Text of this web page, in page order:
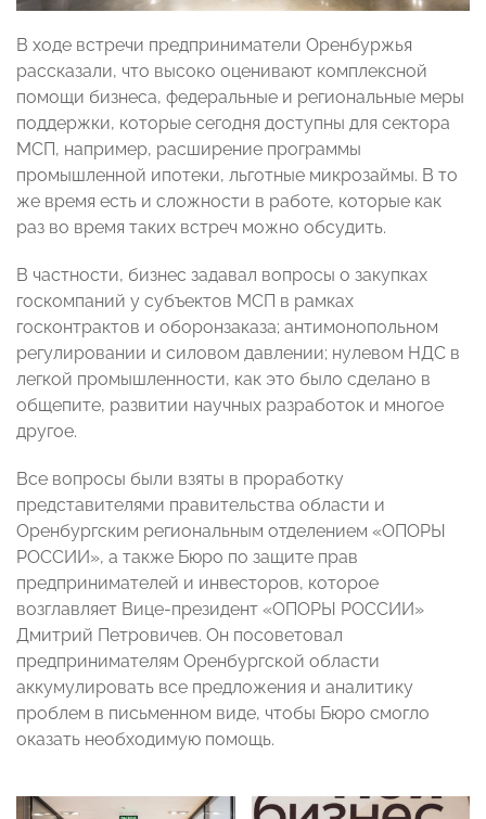
В ходе встречи предприниматели Оренбуржья
рассказали, что высоко оценивают комплексной
помощи бизнеса, федеральные и региональные меры
поддержки, которые сегодня доступны для сектора
МСП, например, расширение программы
промышленной ипотеки, льготные микрозаймы. В то
же время есть и сложности в работе, которые как
раз во время таких встреч можно обсудить.
В частности, бизнес задавал вопросы о закупках
госкомпаний у субъектов МСП в рамках
госконтрактов и оборонзаказа; антимонопольном
регулировании и силовом давлении; нулевом НДС в
легкой промышленности, как это было сделано в
общепите, развитии научных разработок и многое
другое.
Все вопросы были взяты в проработку
представителями правительства области и
Оренбургским региональным отделением «ОПОРЫ
РОССИИ», а также Бюро по защите прав
предпринимателей и инвесторов, которое
возглавляет Вице-президент «ОПОРЫ РОССИИ»
Дмитрий Петровичев. Он посоветовал
предпринимателям Оренбургской области
аккумулировать все предложения и аналитику
проблем в письменном виде, чтобы Бюро смогло
оказать необходимую помощь.